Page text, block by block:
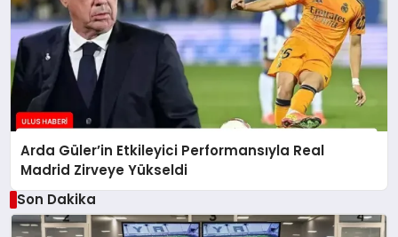
Arda Güler’in Etkileyici Performansıyla Real
Madrid Zirveye Yükseldi
Son Dakika